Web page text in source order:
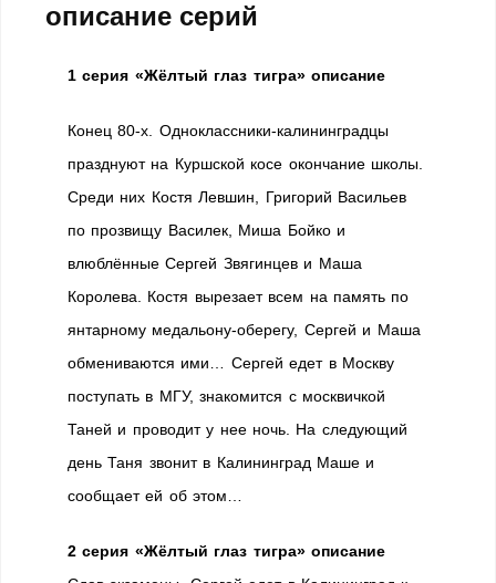
описание серий
1 серия «Жёлтый глаз тигра» описание
Конец 80-х. Одноклассники-калининградцы
празднуют на Куршской косе окончание школы.
Среди них Костя Левшин, Григорий Васильев
по прозвищу Василек, Миша Бойко и
влюблённые Сергей Звягинцев и Маша
Королева. Костя вырезает всем на память по
янтарному медальону-оберегу, Сергей и Маша
обмениваются ими… Сергей едет в Москву
поступать в МГУ, знакомится с москвичкой
Таней и проводит у нее ночь. На следующий
день Таня звонит в Калининград Маше и
сообщает ей об этом…
2 серия «Жёлтый глаз тигра» описание